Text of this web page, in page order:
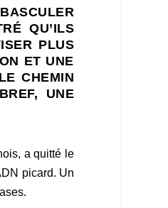
QU’ILS
PLUS
ET UNE
CHEMIN
UNE
a quitté le
picard. Un